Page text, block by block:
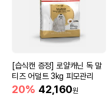
[습식캔 증정] 로얄캐닌 독 말
티즈 어덜트 3kg 피모관리
20% 42,160원